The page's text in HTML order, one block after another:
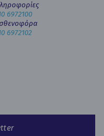
6972100
6972102